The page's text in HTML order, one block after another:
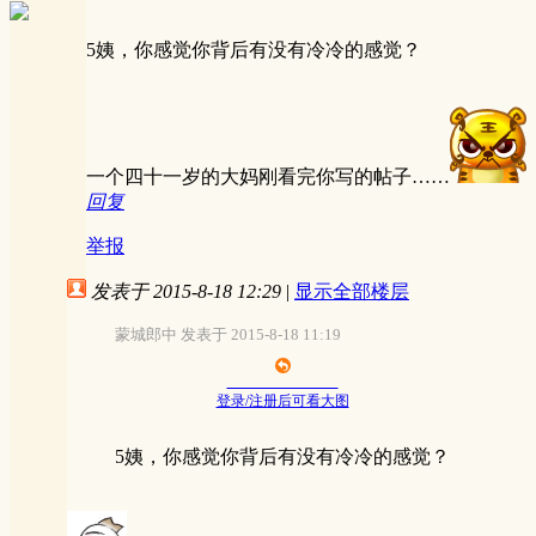
5姨，你感觉你背后有没有冷冷的感觉？
一个四十一岁的大妈刚看完你写的帖子……
回复
举报
发表于 2015-8-18 12:29 | 显示全部楼层
蒙城郎中 发表于 2015-8-18 11:19
登录/注册后可看大图
5姨，你感觉你背后有没有冷冷的感觉？